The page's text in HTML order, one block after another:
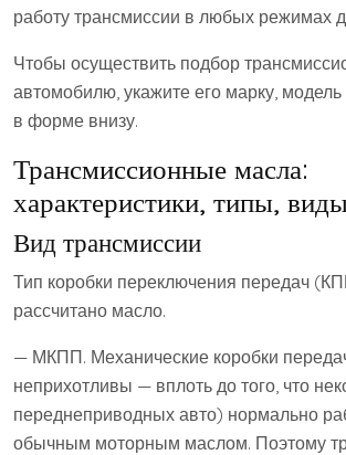
работу трансмиссии в любых режимах
Чтобы осуществить подбор
автомобилю, укажите его марку,
в форме внизу.
Трансмиссионные масла:
характеристики, типы,
Вид трансмиссии
Тип коробки переключения передач
рассчитано масло.
— МКПП. Механические коробки
неприхотливы — вплоть до того, что
переднеприводных авто) нормально
обычным моторным маслом. Поэтому